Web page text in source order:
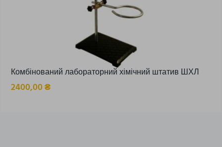
Комбінований лабораторний хімічний штатив ШХЛ
2400,00₴